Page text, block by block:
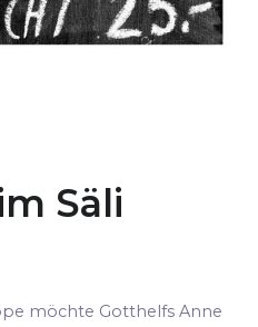
Säli
möchte Gotthelfs Anne